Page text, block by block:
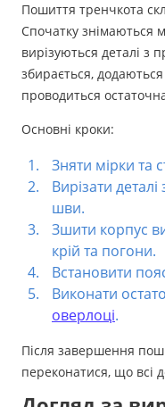
Пошиття тренчкота
Спочатку знімаються
вирізуються деталі з
збирається,
проводиться
Основні кроки:
Зняти мірки та
Вирізати
шви.
Зшити корпус
крій та погони.
Встановити
Виконати
оверлоці.
Після завершення
переконатися, що всі